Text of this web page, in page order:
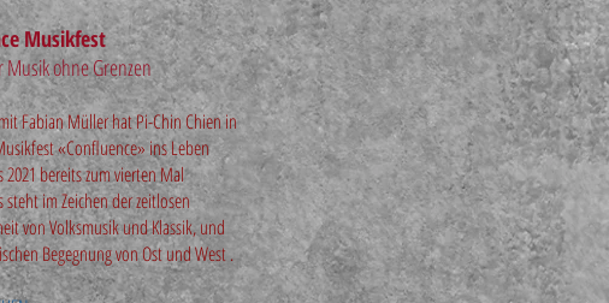
Musikfest
Musik ohne Grenzen
Fabian Müller hat Pi-Chin Chien in
«Confluence» ins Leben
2021 bereits zum vierten Mal
steht im Zeichen der zeitlosen
von Volksmusik und Klassik, und
Begegnung von Ost und West .